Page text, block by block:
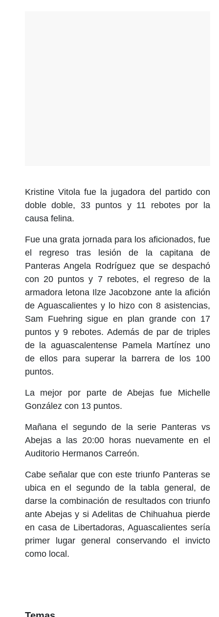
Kristine Vitola fue la jugadora del partido con
doble doble, 33 puntos y 11 rebotes por la
causa felina.
Fue una grata jornada para los aficionados, fue
el regreso tras lesión de la capitana de
Panteras Angela Rodríguez que se despachó
con 20 puntos y 7 rebotes, el regreso de la
armadora letona Ilze Jacobzone ante la afición
de Aguascalientes y lo hizo con 8 asistencias,
Sam Fuehring sigue en plan grande con 17
puntos y 9 rebotes. Además de par de triples
de la aguascalentense Pamela Martínez uno
de ellos para superar la barrera de los 100
puntos.
La mejor por parte de Abejas fue Michelle
González con 13 puntos.
Mañana el segundo de la serie Panteras vs
Abejas a las 20:00 horas nuevamente en el
Auditorio Hermanos Carreón.
Cabe señalar que con este triunfo Panteras se
ubica en el segundo de la tabla general, de
darse la combinación de resultados con triunfo
ante Abejas y si Adelitas de Chihuahua pierde
en casa de Libertadoras, Aguascalientes sería
primer lugar general conservando el invicto
como local.